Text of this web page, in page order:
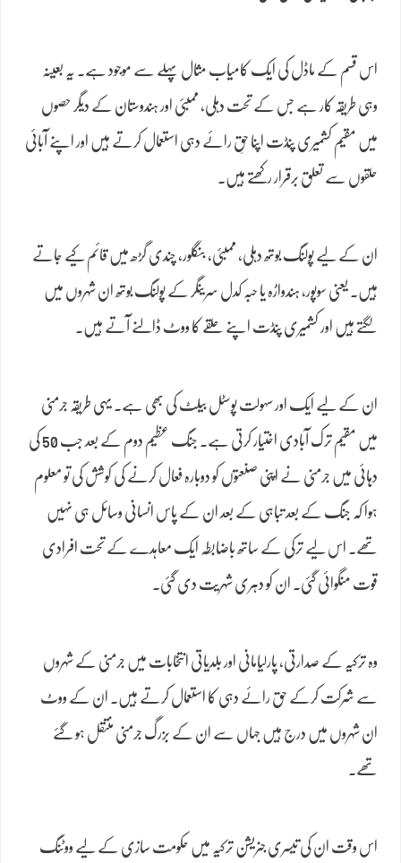
اس قسم کے ماڈل کی ایک کامیاب مثال پہلے سے موجود ہے۔ یہ بعینہ
وہی طریقہ کار ہے جس کے تحت دہلی، ممبئی اور ہندوستان کے دیگر حصوں
میں مقیم کشمیری پنڈت اپنا حقِ رائے دہی استعمال کرتے ہیں اور اپنے آبائی
حلقوں سے تعلق برقرار رکھتے ہیں۔
ان کے لیے پولنگ بوتھ دہلی، ممبئی، بنگلور، چندی گڑھ میں قائم کیے جاتے
ہیں۔ یعنی سوپور، ہندواڑہ یا حبہ کدل سرینگر کے پولنگ بوتھ ان شہروں میں
لگتے ہیں اور کشمیری پنڈت اپنے حلقے کا ووٹ ڈالنے آتے ہیں۔
ان کے لیے ایک اور سہولت پوسٹل بیلٹ کی بھی ہے۔ یہی طریقہ جرمنی
میں مقیم ترک آبادی اختیار کرتی ہے۔ جنگ عظیم دوم کے بعد جب 50 کی
دہائی میں جرمنی نے اپنی صنعتوں کو دوبارہ فعال کرنے کی کوشش کی تو معلوم
ہوا کہ جنگ کے بعد تباہی کے بعد ان کے پاس انسانی وسائل ہی نہیں
تھے۔ اس لیے ترکی کے ساتھ باضابطہ ایک معاہدے کے تحت افرادی
قوت منگوائی گئی۔ ان کو دہری شہریت دی گئی۔
وہ ترکیہ کے صدارتی، پارلیامانی اور بلدیاتی انتخابات میں جرمنی کے شہروں
سے شرکت کرکے حق رائے دہی کا استعمال کرتے ہیں۔ ان کے ووٹ
ان شہروں میں درج ہیں جہاں سے ان کے بزرگ جرمنی منتقل ہو گئے
تھے۔
اس وقت ان کی تیسری جنریشن ترکیہ میں حکومت سازی کے لیے ووٹنگ